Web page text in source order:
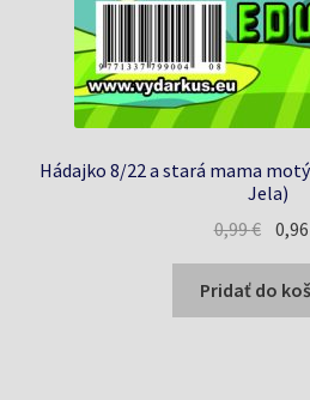
Hádajko 8/22 a stará mama
Jela)
0,99€
cena
bola:
0,99
Pridať do